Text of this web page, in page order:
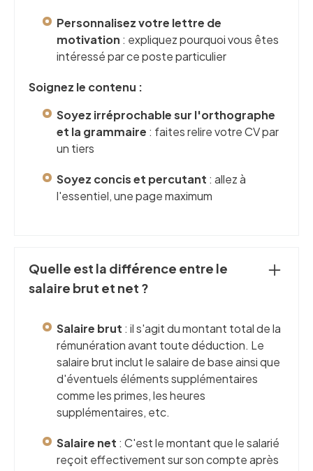
Personnalisez votre lettre de
motivation : expliquez pourquoi vous êtes
intéressé par ce poste particulier
Soignez le contenu :
Soyez irréprochable sur l'orthographe
et la grammaire : faites relire votre CV par
un tiers
Soyez concis et percutant : allez à
l'essentiel, une page maximum
Quelle est la différence entre le
salaire brut et net ?
Salaire brut : il s'agit du montant total de la
rémunération avant toute déduction. Le
salaire brut inclut le salaire de base ainsi que
d'éventuels éléments supplémentaires
comme les primes, les heures
supplémentaires, etc.
Salaire net : C'est le montant que le salarié
reçoit effectivement sur son compte après